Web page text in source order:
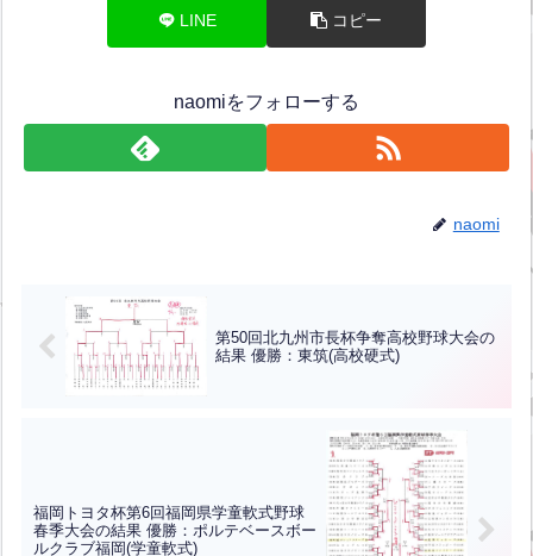
LINE コピー
naomiをフォローする
naomi
第50回北九州市長杯争奪高校野球大会の
結果 優勝：東筑(高校硬式)
福岡トヨタ杯第6回福岡県学童軟式野球
春季大会の結果 優勝：ポルテベースボー
ルクラブ福岡(学童軟式)